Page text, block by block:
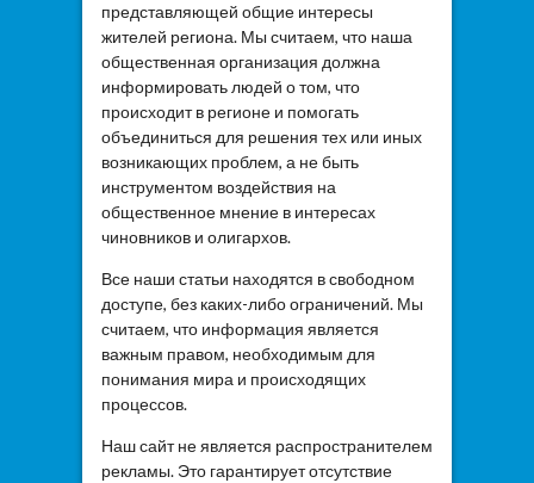
представляющей общие интересы
жителей региона. Мы считаем, что наша
общественная организация должна
информировать людей о том, что
происходит в регионе и помогать
объединиться для решения тех или иных
возникающих проблем, а не быть
инструментом воздействия на
общественное мнение в интересах
чиновников и олигархов.
Все наши статьи находятся в свободном
доступе, без каких-либо ограничений. Мы
считаем, что информация является
важным правом, необходимым для
понимания мира и происходящих
процессов.
Наш сайт не является распространителем
рекламы. Это гарантирует отсутствие